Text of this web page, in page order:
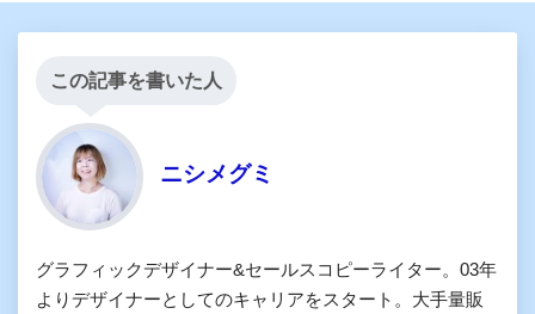
この記事を書いた人
ニシメグミ
グラフィックデザイナー&セールスコピーライター。03年
よりデザイナーとしてのキャリアをスタート。大手量販